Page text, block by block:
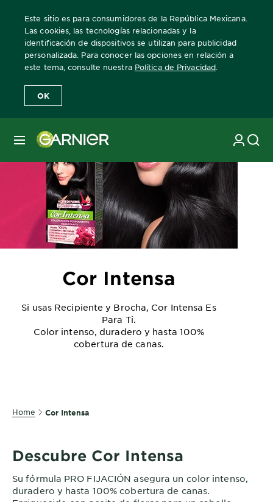
Este sitio es para consumidores de la República Mexicana.
Las cookies, las tecnologías relacionadas y la
identificación de dispositivos se utilizan para publicidad
personalizada. Para conocer las opciones en relación a
este tema, consulte nuestra Política de Privacidad
OK
MENÚ
Cor Intensa
Si usas Recipiente y Brocha, Cor Intensa Es
Para Ti.
Color intenso, duradero y hasta 100%
cobertura de canas.
Home Cor Intensa
Descubre Cor Intensa
Su fórmula PRO FIJACIÓN asegura un color intenso,
duradero y hasta 100% cobertura de canas.